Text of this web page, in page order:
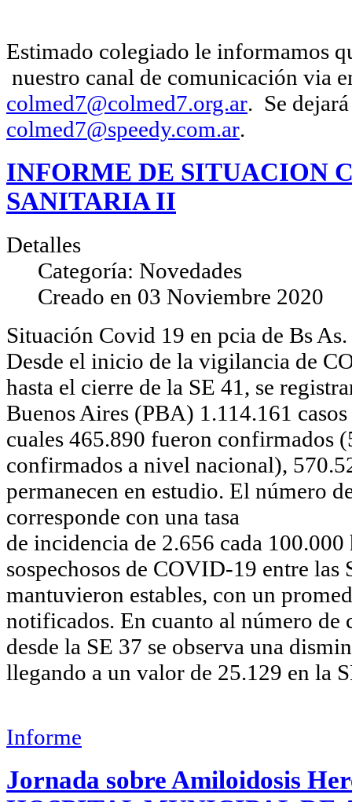
Estimado colegiado le informamos
nuestro canal de comunicación via
colmed7@colmed7.org.ar. Se
colmed7@speedy.com.ar.
INFORME DE SITUACION
SANITARIA II
Detalles
Categoría: Novedades
Creado en 03 Noviembre 2020
Situación Covid 19 en pcia de Bs As.
Desde el inicio de la vigilancia de
hasta el cierre de la SE 41, se
Buenos Aires (PBA) 1.114.161 casos
cuales 465.890 fueron confirmados
confirmados a nivel nacional),
permanecen en estudio. El número
corresponde con una tasa
de incidencia de 2.656 cada 100.000
sospechosos de COVID-19 entre las
mantuvieron estables, con un
notificados. En cuanto al número de
desde la SE 37 se observa una
llegando a un valor de 25.129 en la
Informe
Jornada sobre Amiloidosis